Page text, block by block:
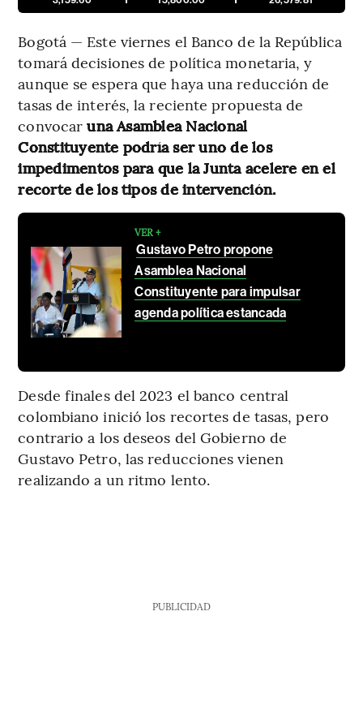
Bogotá — Este viernes el Banco de la República
tomará decisiones de política monetaria, y
aunque se espera que haya una reducción de
tasas de interés, la reciente propuesta de
convocaruna Asamblea Nacional
Constituyente podría ser uno de los
impedimentos para que la Junta acelere en el
recorte de los tipos de intervención.
VER +
Gustavo Petro propone
Asamblea Nacional
Constituyente para impulsar
agenda política estancada
Desde finales del 2023 el banco central
colombiano inició los recortes de tasas, pero
contrario a los deseos del Gobierno de
Gustavo Petro, las reducciones vienen
realizando a un ritmo lento.
PUBLICIDAD